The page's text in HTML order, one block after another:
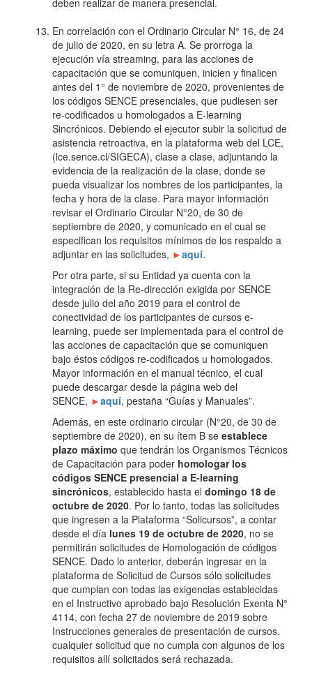
deben realizar de manera presencial.
En correlación con el Ordinario Circular N° 16, de 24
de julio de 2020, en su letra A. Se prorroga la
ejecución vía streaming, para las acciones de
capacitación que se comuniquen, inicien y finalicen
antes del 1° de noviembre de 2020, provenientes de
los códigos SENCE presenciales, que pudiesen ser
re-codificados u homologados a E-learning
Sincrónicos. Debiendo el ejecutor subir la solicitud de
asistencia retroactiva, en la plataforma web del LCE,
(lce.sence.cl/SIGECA), clase a clase, adjuntando la
evidencia de la realización de la clase, donde se
pueda visualizar los nombres de los participantes, la
fecha y hora de la clase. Para mayor información
revisar el Ordinario Circular N°20, de 30 de
septiembre de 2020, y comunicado en el cual se
especifican los requisitos mínimos de los respaldo a
adjuntar en las solicitudes, ►aquí.
Por otra parte, si su Entidad ya cuenta con la
integración de la Re-dirección exigida por SENCE
desde julio del año 2019 para el control de
conectividad de los participantes de cursos e-
learning, puede ser implementada para el control de
las acciones de capacitación que se comuniquen
bajo éstos códigos re-codificados u homologados.
Mayor información en el manual técnico, el cual
puede descargar desde la página web del
SENCE, ►aquí, pestaña “Guías y Manuales”.
Además, en este ordinario circular (N°20, de 30 de
septiembre de 2020), en su ítem B se establece
plazo máximo que tendrán los Organismos Técnicos
de Capacitación para poder homologar los
códigos SENCE presencial a E-learning
sincrónicos, establecido hasta el domingo 18 de
octubre de 2020. Por lo tanto, todas las solicitudes
que ingresen a la Plataforma “Solicursos”, a contar
desde el día lunes 19 de octubre de 2020, no se
permitirán solicitudes de Homologación de códigos
SENCE. Dado lo anterior, deberán ingresar en la
plataforma de Solicitud de Cursos sólo solicitudes
que cumplan con todas las exigencias establecidas
en el Instructivo aprobado bajo Resolución Exenta N°
4114, con fecha 27 de noviembre de 2019 sobre
Instrucciones generales de presentación de cursos.
cualquier solicitud que no cumpla con algunos de los
requisitos allí solicitados será rechazada.